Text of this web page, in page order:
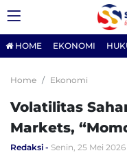
HOME EKONOMI
Home Ekonomi
Volatilitas
Markets,
Redaksi Senin, 25 Mei 2026